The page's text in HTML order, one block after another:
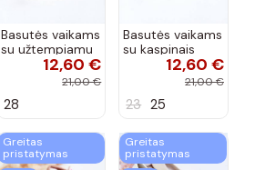
Basutės vaikams
su užtempiamu
užsegimu
rožinės spalvos
12,60 €
21,00 €
28
Basutės vaikams
su kaspinais
aukso spalvos
12,60 €
21,00 €
23 25
Greitas
pristatymas
Greitas
pristatymas